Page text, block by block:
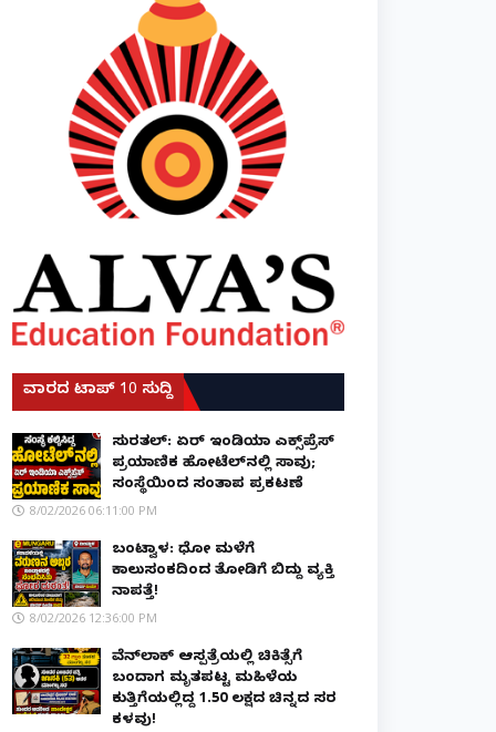
ವಾರದ ಟಾಪ್ 10 ಸುದ್ದಿ
ಸುರತ್ಕಲ್: ಏರ್ ಇಂಡಿಯಾ ಎಕ್ಸ್‌ಪ್ರೆಸ್
ಪ್ರಯಾಣಿಕ ಹೋಟೆಲ್‌ನಲ್ಲಿ ಸಾವು;
ಸಂಸ್ಥೆಯಿಂದ ಸಂತಾಪ ಪ್ರಕಟಣೆ
8/02/2026 06:11:00 PM
ಬಂಟ್ವಾಳ: ಧೋ ಮಳೆಗೆ
ಕಾಲುಸಂಕದಿಂದ ತೋಡಿಗೆ ಬಿದ್ದು ವ್ಯಕ್ತಿ
ನಾಪತ್ತೆ!
8/02/2026 12:36:00 PM
ವೆನ್‌ಲಾಕ್ ಆಸ್ಪತ್ರೆಯಲ್ಲಿ ಚಿಕಿತ್ಸೆಗೆ
ಬಂದಾಗ ಮೃತಪಟ್ಟ ಮಹಿಳೆಯ
ಕುತ್ತಿಗೆಯಲ್ಲಿದ್ದ ₹1.50 ಲಕ್ಷದ ಚಿನ್ನದ ಸರ
ಕಳವು!